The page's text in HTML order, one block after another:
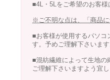
■4L・5Lをご希望のお客様
※ご不明な点は、「商品に
■お客様が使用するパソコ
す。予めご理解下さいま
■混紡繊維によって生地の
ご理解下さいますよう宜し